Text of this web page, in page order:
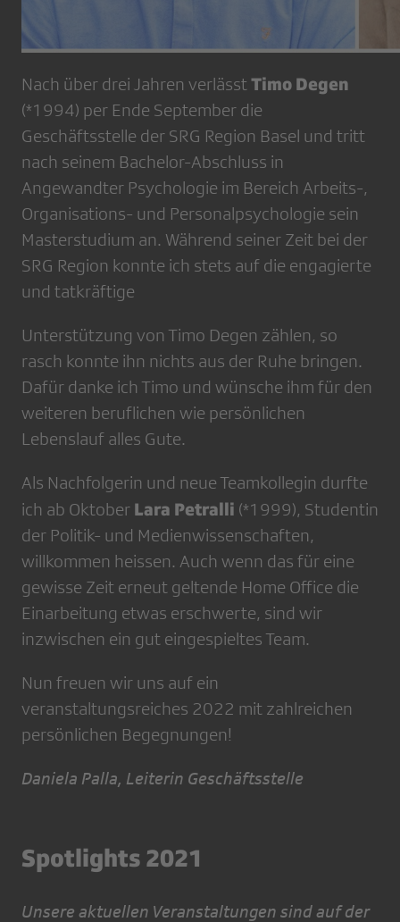
Nach über drei Jahren verlässt Timo Degen
(*1994) per Ende September die
Geschäftsstelle der SRG Region Basel und tritt
nach seinem Bachelor-Abschluss in
Angewandter Psychologie im Bereich Arbeits-,
Organisations- und Personalpsychologie sein
Masterstudium an. Während seiner Zeit bei der
SRG Region konnte ich stets auf die engagierte
und tatkräftige
Unterstützung von Timo Degen zählen, so
rasch konnte ihn nichts aus der Ruhe bringen.
Dafür danke ich Timo und wünsche ihm für den
weiteren beruflichen wie persönlichen
Lebenslauf alles Gute.
Als Nachfolgerin und neue Teamkollegin durfte
ich ab Oktober Lara Petralli (*1999), Studentin
der Politik- und Medienwissenschaften,
willkommen heissen. Auch wenn das für eine
gewisse Zeit erneut geltende Home Office die
Einarbeitung etwas erschwerte, sind wir
inzwischen ein gut eingespieltes Team.
Nun freuen wir uns auf ein
veranstaltungsreiches 2022 mit zahlreichen
persönlichen Begegnungen!
Daniela Palla, Leiterin Geschäftsstelle
Spotlights 2021
Unsere aktuellen Veranstaltungen sind auf der